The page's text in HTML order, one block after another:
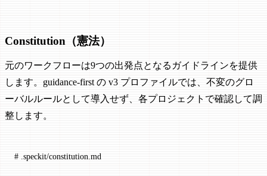
Constitution（憲法）
元のワークフローは9つの出発点となるガイドラインを提供
します。guidance-first の v3 プロファイルでは、不変のグロ
ーバルルールとして導入せず、各プロジェクトで確認して調
整します。
# .speckit/constitution.md